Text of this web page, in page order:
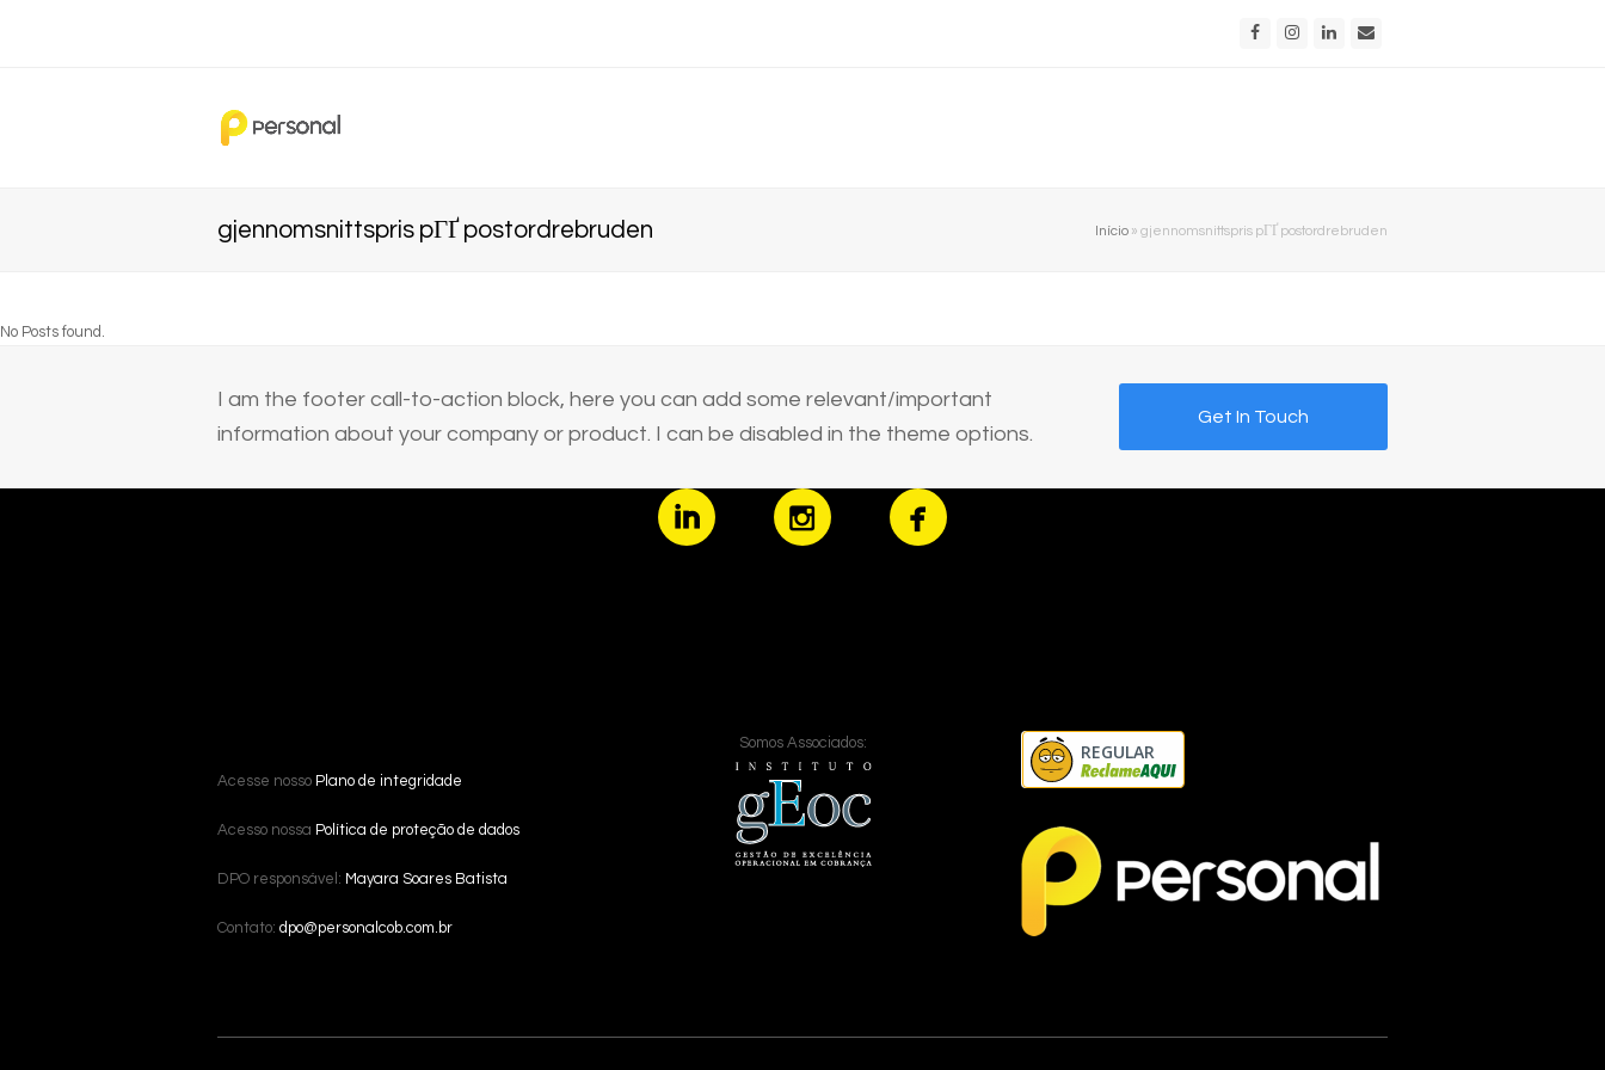
FacebookInstagram
LinkedIn
gjennomsnittspris pГҐ postordrebruden Início » gjennomsnittspris pГҐ postordrebruden
No Posts found.
I am the footer call-to-action block, here you can add some relevant/important
information about your company or product. I can be disabled in the theme options.
Get In Touch
Acesse nosso Plano de integridade
Acesso nossa Política de proteção de dados
DPO responsável: Mayara Soares Batista
Contato: dpo@personalcob.com.br
Somos Associados: REGULAR